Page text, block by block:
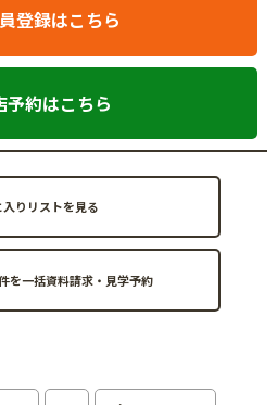
登録はこちら
予約はこちら
入りリストを見る